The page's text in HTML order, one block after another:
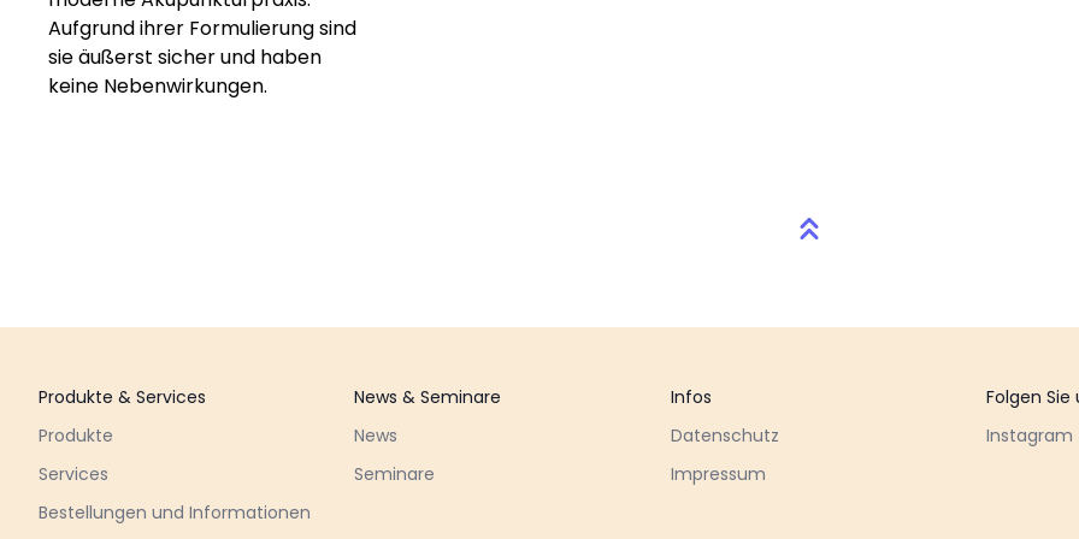
Aufgrund ihrer Formulierung sind
sie äußerst sicher und haben
keine Nebenwirkungen.
Footer
Produkte & Services
Produkte
Services
Bestellungen und Informationen
News & Seminare
News
Seminare
Infos
Datenschutz
Impressum
Folgen Sie
Instagram